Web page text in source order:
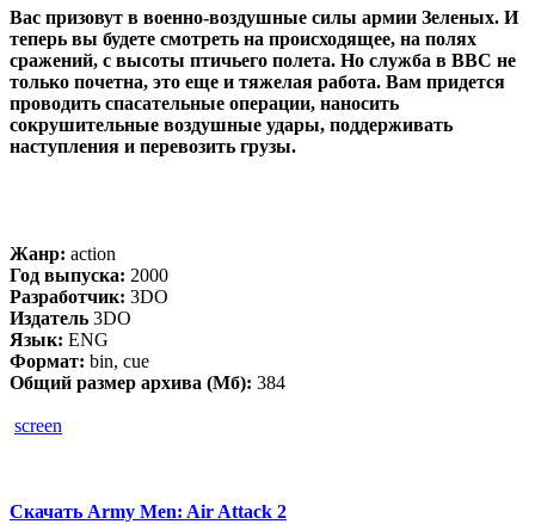
Вас призовут в военно-воздушные силы армии Зеленых. И
теперь вы будете смотреть на происходящее, на полях
сражений, с высоты птичьего полета. Но служба в ВВС не
только почетна, это еще и тяжелая работа. Вам придется
проводить спасательные операции, наносить
сокрушительные воздушные удары, поддерживать
наступления и перевозить грузы.
Жанр: action
Год выпуска: 2000
Разработчик: 3DO
Издатель 3DO
Язык: ENG
Формат: bin, cue
Общий размер архива (Мб): 384
screen
Скачать Army Men: Air Attack 2